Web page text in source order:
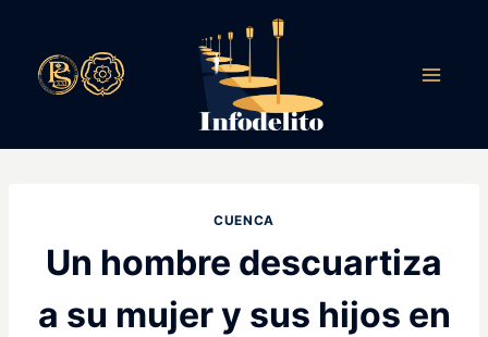
contenido
CUENCA
Un hombre descuartiza
a su mujer y sus hijos en